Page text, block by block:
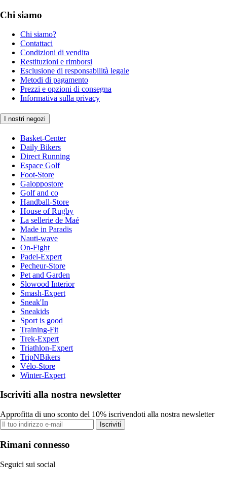
Chi siamo
Chi siamo?
Contattaci
Condizioni di vendita
Restituzioni e rimborsi
Esclusione di responsabilità legale
Metodi di pagamento
Prezzi e opzioni di consegna
Informativa sulla privacy
I nostri negozi
Basket-Center
Daily Bikers
Direct Running
Espace Golf
Foot-Store
Galoppostore
Golf and co
Handball-Store
House of Rugby
La sellerie de Maé
Made in Paradis
Nauti-wave
On-Fight
Padel-Expert
Pecheur-Store
Pet and Garden
Slowood Interior
Smash-Expert
Sneak'In
Sneakids
Sport is good
Training-Fit
Trek-Expert
Triathlon-Expert
TripNBikers
Vélo-Store
Winter-Expert
Iscriviti alla nostra newsletter
Approfitta di uno sconto del 10% iscrivendoti alla nostra newsletter
Iscriviti
Rimani connesso
Seguici sui social